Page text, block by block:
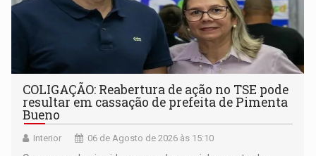
COLIGAÇÃO: Reabertura de ação no TSE pode
resultar em cassação de prefeita de Pimenta
Bueno
Interior 06 de Agosto de 2026 às 15:10